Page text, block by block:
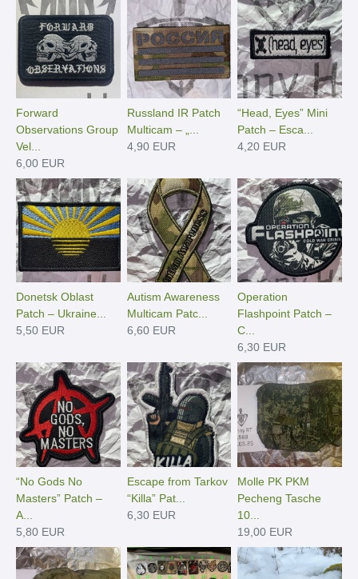
Forward
Observations Group
Vel...
6,00 EUR
Russland IR Patch
Multicam – „...
4,90 EUR
“Head, Eyes” Mini
Patch – Esca...
4,20 EUR
Donetsk Oblast
Patch – Ukraine...
5,50 EUR
Autism Awareness
Multicam Patc...
6,60 EUR
Operation
Flashpoint Patch –
C...
6,30 EUR
“No Gods No
Masters” Patch –
A...
5,80 EUR
Escape from Tarkov
“Killa” Pat...
6,30 EUR
Molle PK PKM
Pecheng Tasche
10...
19,00 EUR